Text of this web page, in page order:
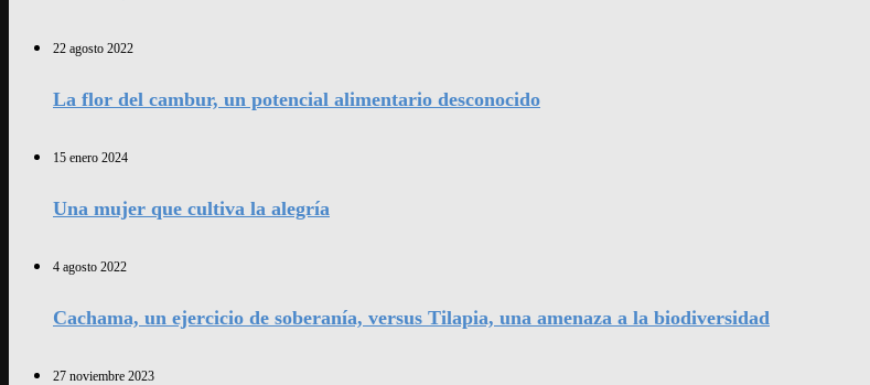
22 agosto 2022
La flor del cambur, un potencial alimentario desconocido
15 enero 2024
Una mujer que cultiva la alegría
4 agosto 2022
Cachama, un ejercicio de soberanía, versus Tilapia, una amenaza a la biodiversidad
27 noviembre 2023